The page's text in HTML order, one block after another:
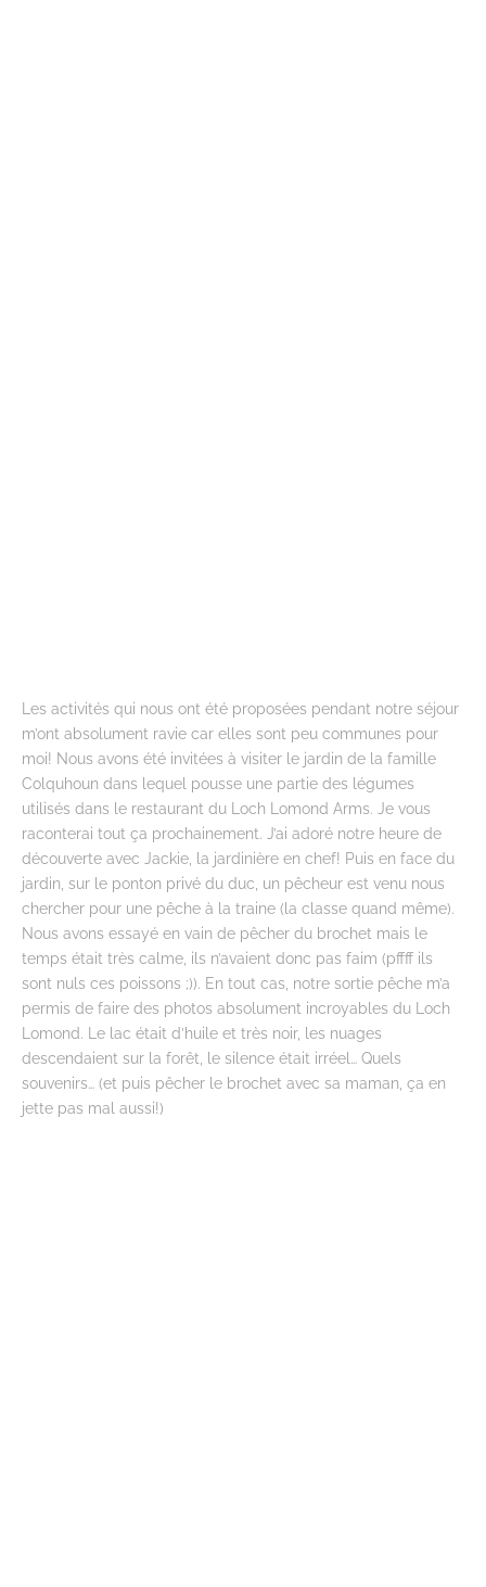
Les activités qui nous ont été proposées pendant notre séjour
m’ont absolument ravie car elles sont peu communes pour
moi! Nous avons été invitées à visiter le jardin de la famille
Colquhoun dans lequel pousse une partie des légumes
utilisés dans le restaurant du Loch Lomond Arms. Je vous
raconterai tout ça prochainement. J’ai adoré notre heure de
découverte avec Jackie, la jardinière en chef! Puis en face du
jardin, sur le ponton privé du duc, un pêcheur est venu nous
chercher pour une pêche à la traine (la classe quand même).
Nous avons essayé en vain de pêcher du brochet mais le
temps était très calme, ils n’avaient donc pas faim (pffff ils
sont nuls ces poissons ;)). En tout cas, notre sortie pêche m’a
permis de faire des photos absolument incroyables du Loch
Lomond. Le lac était d’huile et très noir, les nuages
descendaient sur la forêt, le silence était irréel… Quels
souvenirs… (et puis pêcher le brochet avec sa maman, ça en
jette pas mal aussi!)